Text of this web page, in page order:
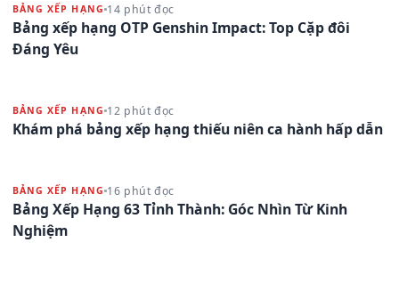
BẢNG XẾP HẠNG 14 phút đọc
Bảng xếp hạng OTP Genshin Impact: Top Cặp đôi
Đáng Yêu
BẢNG XẾP HẠNG 12 phút đọc
Khám phá bảng xếp hạng thiếu niên ca hành hấp dẫn
BẢNG XẾP HẠNG 16 phút đọc
Bảng Xếp Hạng 63 Tỉnh Thành: Góc Nhìn Từ Kinh
Nghiệm